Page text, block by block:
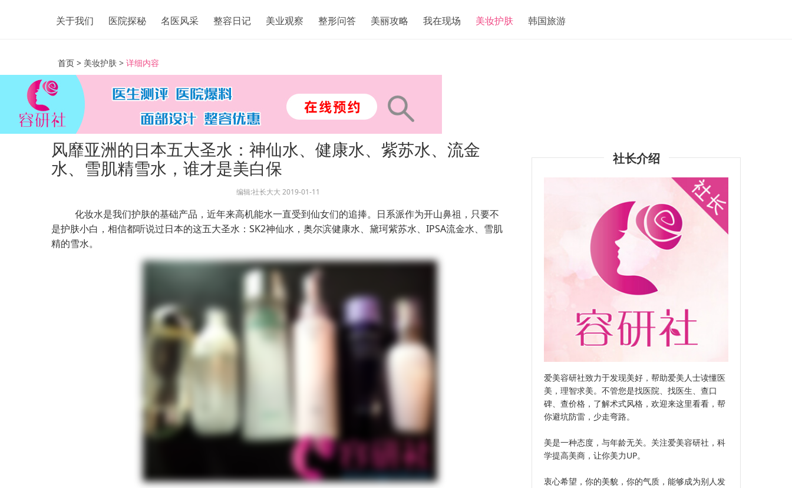
关于我们 医院探秘 名医风采 整容日记 美业观察 整形问答 美丽攻略 我在现场 美妆护肤 韩国旅游
首页 > 美妆护肤 >详细内容
风靡亚洲的日本五大圣水：神仙水、健康水、紫苏水、流金
水、雪肌精雪水，谁才是美白保
编辑:社长大大 2019-01-11
化妆水是我们护肤的基础产品，近年来高机能水一直受到仙女们的追捧。日系派作为开山鼻祖，只要不
是护肤小白，相信都听说过日本的这五大圣水：SK2神仙水，奥尔滨健康水、黛珂紫苏水、IPSA流金水、雪肌
精的雪水。
社长介绍
爱美容研社致力于发现美好，帮助爱美人士读懂医
美，理智求美。不管您是找医院、找医生、查口
碑、查价格，了解术式风格，欢迎来这里看看，帮
你避坑防雷，少走弯路。
美是一种态度，与年龄无关。关注爱美容研社，科
学提高美商，让你美力UP。
衷心希望，你的美貌，你的气质，能够成为别人发